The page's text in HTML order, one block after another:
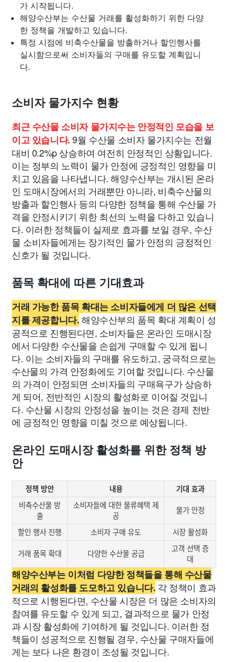
가 시작됩니다.
해양수산부는 수산물 거래를 활성화하기 위한 다양
한 정책을 개발하고 있습니다.
특정 시점에 비축수산물을 방출하거나 할인행사를
실시함으로써 소비자들의 구매를 유도할 계획입니
다.
소비자 물가지수 현황
최근 수산물 소비자 물가지수는 안정적인 모습을 보
이고 있습니다.9월 수산물 소비자 물가지수는 전월
대비 0.2%p 상승하여 여전히 안정적인 상황입니다.
이는 정부의 노력이 물가 안정에 긍정적인 영향을 미
치고 있음을 나타냅니다. 해양수산부는 개시된 온라
인 도매시장에서의 거래뿐만 아니라, 비축수산물의
방출과 할인행사 등의 다양한 정책을 통해 수산물 가
격을 안정시키기 위한 최선의 노력을 다하고 있습니
다. 이러한 정책들이 실제로 효과를 보일 경우, 수산
물 소비자들에게는 장기적인 물가 안정의 긍정적인
신호가 될 것입니다.
품목 확대에 따른 기대효과
거래 가능한 품목 확대는 소비자들에게 더 많은 선택
지를 제공합니다.해양수산부의 품목 확대 계획이 성
공적으로 진행된다면, 소비자들은 온라인 도매시장
에서 다양한 수산물을 손쉽게 구매할 수 있게 됩니
다. 이는 소비자들의 구매를 유도하고, 궁극적으로는
수산물의 가격 안정화에도 기여할 것입니다. 수산물
의 가격이 안정되면 소비자들의 구매욕구가 상승하
게 되어, 전반적인 시장의 활성화로 이어질 것입니
다. 수산물 시장의 안정성을 높이는 것은 경제 전반
에 긍정적인 영향을 미칠 것으로 예상됩니다.
온라인 도매시장 활성화를 위한 정책 방
안
정책 방안 내용
기대 효과
비축수산물 방
출
소비자들에 대한 물류혜택 제
공
물가 안정
할인 행사 진행 소비자 구매 유도 시장 활성화
거래 품목 확대 다양한 수산물 공급
고객 선택 증
대
해양수산부는 이처럼 다양한 정책들을 통해 수산물
거래의 활성화를 도모하고 있습니다. 각 정책이 효과
적으로 시행된다면, 수산물 시장은 더 많은 소비자의
참여를 유도할 수 있게 되고, 결과적으로 물가 안정
과 시장 활성화에 기여하게 될 것입니다. 이러한 정
책들이 성공적으로 진행될 경우, 수산물 구매자들에
게는 보다 나은 환경이 조성될 것입니다.